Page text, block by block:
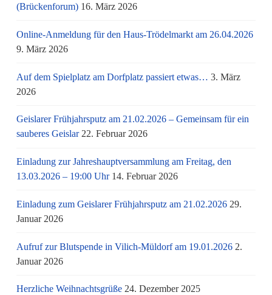
(Brückenforum) 16. März 2026
Online-Anmeldung für den Haus-Trödelmarkt am 26.04.2026
9. März 2026
Auf dem Spielplatz am Dorfplatz passiert etwas… 3. März
2026
Geislarer Frühjahrsputz am 21.02.2026 – Gemeinsam für ein
sauberes Geislar 22. Februar 2026
Einladung zur Jahreshauptversammlung am Freitag, den
13.03.2026 – 19:00 Uhr 14. Februar 2026
Einladung zum Geislarer Frühjahrsputz am 21.02.2026 29.
Januar 2026
Aufruf zur Blutspende in Vilich-Müldorf am 19.01.2026 2.
Januar 2026
Herzliche Weihnachtsgrüße 24. Dezember 2025